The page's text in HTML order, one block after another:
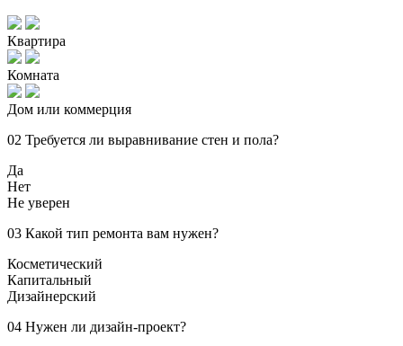
Квартира
Комната
Дом или коммерция
02 Требуется ли выравнивание стен и пола?
Да
Нет
Не уверен
03 Какой тип ремонта вам нужен?
Косметический
Капитальный
Дизайнерский
04 Нужен ли дизайн-проект?